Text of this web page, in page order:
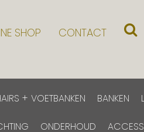
SHOP CONTACT
+ VOETBANKEN BANKEN
ONDERHOUD